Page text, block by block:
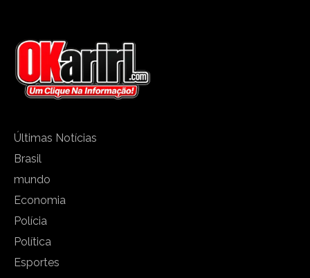
Últimas Notícias
Brasil
mundo
Economia
Polícia
Política
Esportes